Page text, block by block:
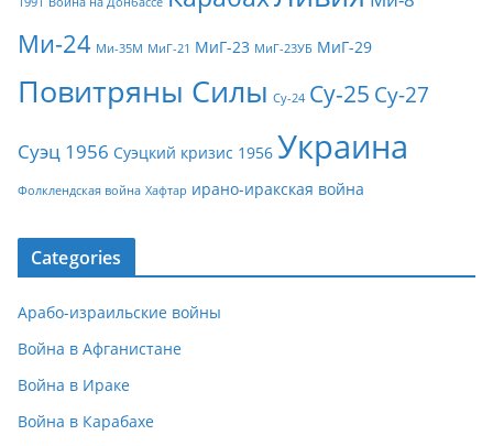
Ми-24 Ми-35М МиГ-21 МиГ-23 МиГ-23УБ МиГ-29
Повитряны Силы Су-24 Су-25 Су-27
Суэц 1956 Суэцкий кризис 1956 Украина
Фолклендская война Хафтар ирано-иракская война
Categories
Арабо-израильские войны
Война в Афганистане
Война в Ираке
Война в Карабахе